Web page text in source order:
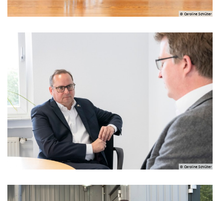
© Caroline Schlüter
© Caroline Schlüter